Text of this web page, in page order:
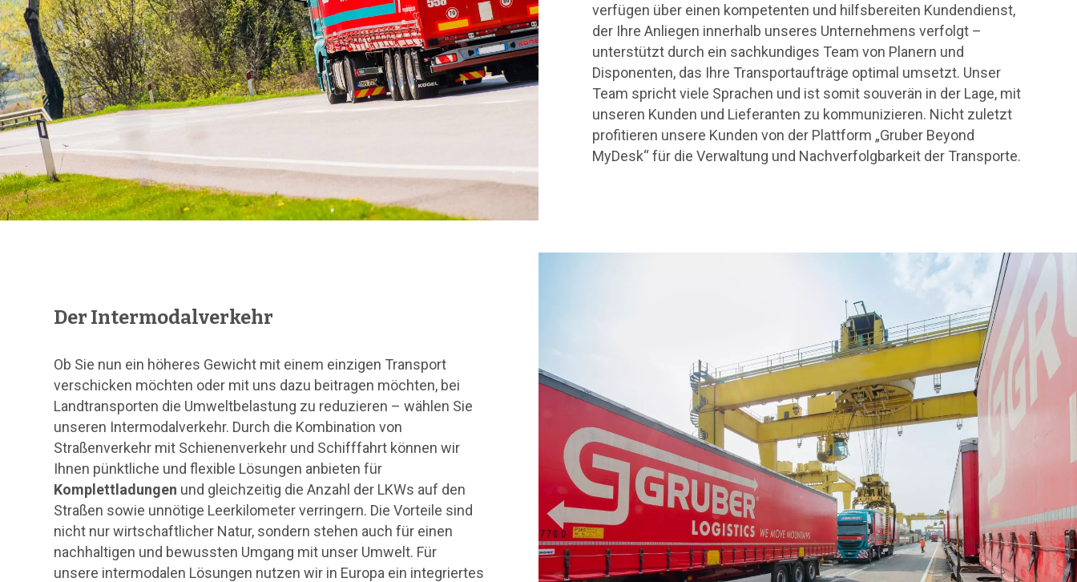
verfügen über einen kompetenten und hilfsbereiten Kundendienst,
der Ihre Anliegen innerhalb unseres Unternehmens verfolgt –
unterstützt durch ein sachkundiges Team von Planern und
Disponenten, das Ihre Transportaufträge optimal umsetzt. Unser
Team spricht viele Sprachen und ist somit souverän in der Lage, mit
unseren Kunden und Lieferanten zu kommunizieren. Nicht zuletzt
profitieren unsere Kunden von der Plattform „Gruber Beyond
MyDesk“ für die Verwaltung und Nachverfolgbarkeit der Transporte.
Der Intermodalverkehr
Ob Sie nun ein höheres Gewicht mit einem einzigen Transport
verschicken möchten oder mit uns dazu beitragen möchten, bei
Landtransporten die Umweltbelastung zu reduzieren – wählen Sie
unseren Intermodalverkehr. Durch die Kombination von
Straßenverkehr mit Schienenverkehr und Schifffahrt können wir
Ihnen pünktliche und flexible Lösungen anbieten für
Komplettladungen und gleichzeitig die Anzahl der LKWs auf den
Straßen sowie unnötige Leerkilometer verringern. Die Vorteile sind
nicht nur wirtschaftlicher Natur, sondern stehen auch für einen
nachhaltigen und bewussten Umgang mit unser Umwelt. Für
unsere intermodalen Lösungen nutzen wir in Europa ein integriertes